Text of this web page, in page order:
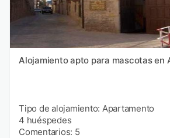
Alojamiento apto para mascotas en
Tipo de alojamiento: Apartamento
4 huéspedes
Comentarios: 5